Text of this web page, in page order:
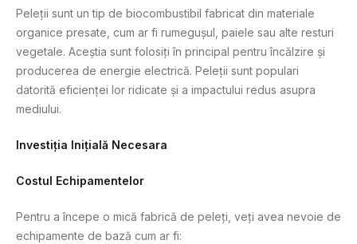
Peleții sunt un tip de biocombustibil fabricat din materiale
organice presate, cum ar fi rumegușul, paiele sau alte resturi
vegetale. Aceștia sunt folosiți în principal pentru încălzire și
producerea de energie electrică. Peleții sunt populari
datorită eficienței lor ridicate și a impactului redus asupra
mediului.
Investiția Inițială Necesara
Costul Echipamentelor
Pentru a începe o mică fabrică de peleți, veți avea nevoie de
echipamente de bază cum ar fi: